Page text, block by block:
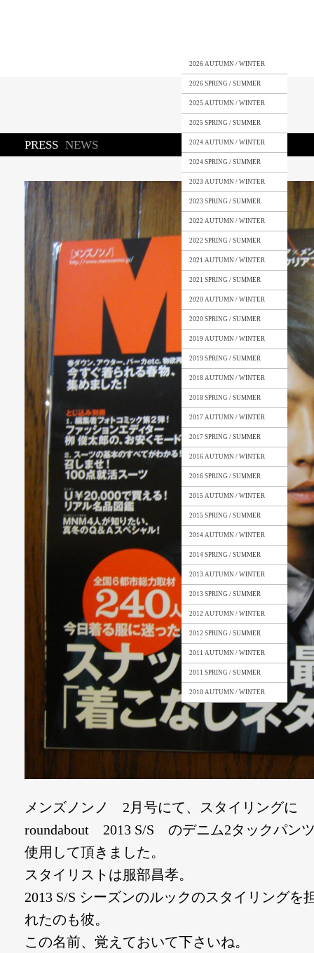
2026 AUTUMN / WINTER
2026 SPRING / SUMMER
2025 AUTUMN / WINTER
2025 SPRING / SUMMER
2024 AUTUMN / WINTER
2024 SPRING / SUMMER
2023 AUTUMN / WINTER
2023 SPRING / SUMMER
2022 AUTUMN / WINTER
2022 SPRING / SUMMER
2021 AUTUMN / WINTER
2021 SPRING / SUMMER
2020 AUTUMN / WINTER
2020 SPRING / SUMMER
2019 AUTUMN / WINTER
2019 SPRING / SUMMER
2018 AUTUMN / WINTER
2018 SPRING / SUMMER
2017 AUTUMN / WINTER
2017 SPRING / SUMMER
2016 AUTUMN / WINTER
2016 SPRING / SUMMER
2015 AUTUMN / WINTER
2015 SPRING / SUMMER
2014 AUTUMN / WINTER
2014 SPRING / SUMMER
2013 AUTUMN / WINTER
2013 SPRING / SUMMER
2012 AUTUMN / WINTER
2012 SPRING / SUMMER
2011 AUTUMN / WINTER
2011 SPRING / SUMMER
2010 AUTUMN / WINTER
PRESS NEWS
メンズノンノ 2月号にて、スタイリングに
roundabout 2013 S/S のデニム2タックパン
使用して頂きました。
スタイリストは服部昌孝。
2013 S/S シーズンのルックのスタイリングを
れたのも彼。
この名前、覚えておいて下さいね。